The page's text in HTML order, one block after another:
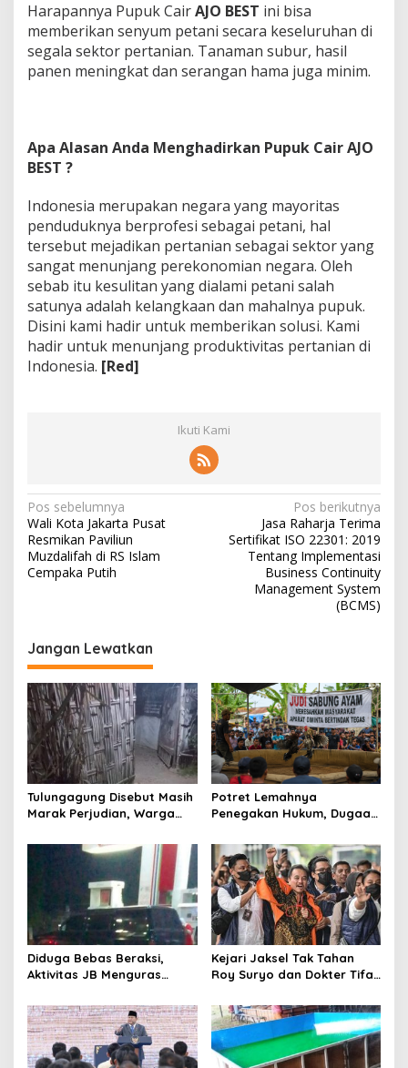
Harapannya Pupuk CairAJO BEST ini bisa
memberikan senyum petani secara keseluruhan di
segala sektor pertanian. Tanaman subur, hasil
panen meningkat dan serangan hama juga minim.
Apa Alasan Anda Menghadirkan Pupuk Cair AJO
BEST ?
Indonesia merupakan negara yang mayoritas
penduduknya berprofesi sebagai petani, hal
tersebut mejadikan pertanian sebagai sektor yang
sangat menunjang perekonomian negara. Oleh
sebab itu kesulitan yang dialami petani salah
satunya adalah kelangkaan dan mahalnya pupuk.
Disini kami hadir untuk memberikan solusi. Kami
hadir untuk menunjang produktivitas pertanian di
Indonesia. [Red]
Ikuti Kami
N
a
v
a
s
i
p
o
s
Pos sebelumnya
Wali Kota Jakarta Pusat
Resmikan Paviliun
Muzdalifah di RS Islam
Cempaka Putih
Pos berikutnya
Jasa Raharja Terima
Sertifikat ISO 22301: 2019
Tentang Implementasi
Business Continuity
Management System
(BCMS)
Jangan Lewatkan
Tulungagung Disebut Masih
Marak Perjudian, Warga
hingga Usut Dugaan Beking
Potret Lemahnya
Penegakan Hukum, Dugaan
Tulungagung Tuai Sorotan
Diduga Bebas Beraksi,
Aktivitas JB Menguras
Bojonegoro Jadi Sorotan
Warga
Kejari Jaksel Tak Tahan
Roy Suryo dan Dokter Tifa,
Keluarga dan Kepastian
Hukum